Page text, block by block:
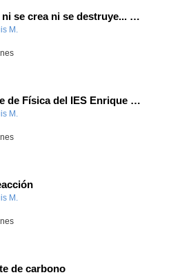
La energía ni se crea ni se destruye... ¡se experimenta! El Tierno en la Feria Madrid es Ciencia 2026
M.
El Gabinete de Física del IES Enrique Tierno Galván de Parla (Curso 25-26)
M.
M.
de carbono